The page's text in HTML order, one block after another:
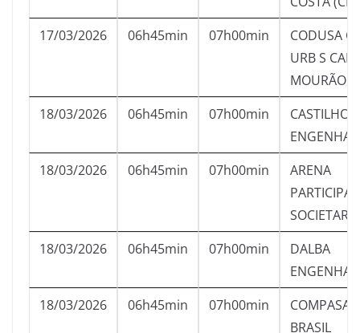
17/03/2026
06h45min 07h00min
CODUSA
URB S
MOURÃO
18/03/2026
06h45min 07h00min
CASTILHO
18/03/2026
06h45min 07h00min
ARENA
18/03/2026
06h45min 07h00min
DALBA
18/03/2026
06h45min 07h00min
COMPASA
BRASIL